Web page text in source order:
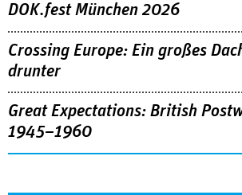
DOK.fest München 2026
Crossing Europe: Ein großes
drunter
Great Expectations: British
1945–1960